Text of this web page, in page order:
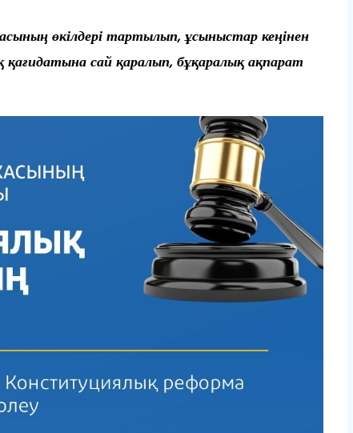
өкілдері тартылып, ұсыныстар кеңінен
сай қаралып, бұқаралық ақпарат